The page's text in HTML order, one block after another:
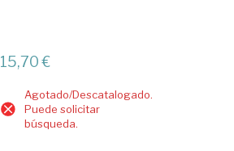
15,70 €
Agotado/Descatalogado.
Puede solicitar
búsqueda.